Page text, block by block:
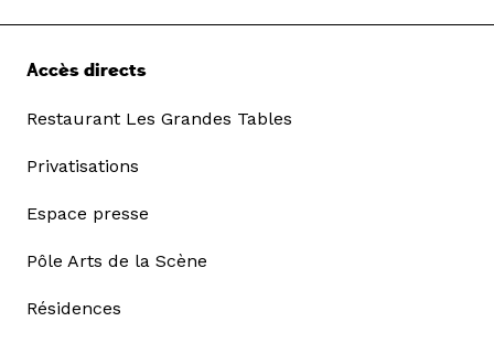
Accès directs
Restaurant Les Grandes Tables
Privatisations
Espace presse
Pôle Arts de la Scène
Résidences